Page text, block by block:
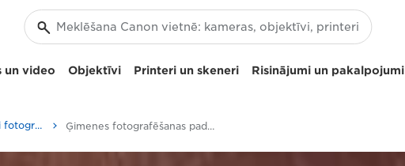
un video Objektīvi Printeri un skeneri Risinājumi un pakalpojumi
Padomi un paņēmieni fotografēšanai un drukāšanai Ģimenes fotografēšanas padomi ar Canon EOS 250D